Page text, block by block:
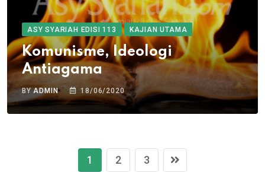
ASY SYARIAH EDISI 113 KAJIAN UTAMA
Komunisme, Ideologi
Antiagama
BYADMIN 18/06/2020
1 2 3